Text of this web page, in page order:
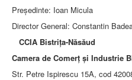
Preşedinte: Ioan Micula
Director General: Constantin
CCIA Bistriţa-Năsăud
Camera de Comerţ şi Industrie
Str. Petre Ispirescu 15A, cod